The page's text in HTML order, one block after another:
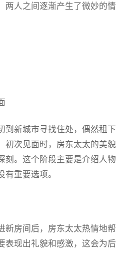
两人之间逐渐产生了微妙的情
到新城市寻找住处，偶然租下
初次见面时，房东太太的美貌
刻。这个阶段主要是介绍人物
重要选项。
新房间后，房东太太热情地帮
表现出礼貌和感激，这会为后